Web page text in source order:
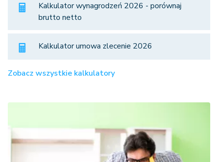
Kalkulator wynagrodzeń 2026 - porównaj
brutto netto
Kalkulator umowa zlecenie 2026
Zobacz wszystkie kalkulatory